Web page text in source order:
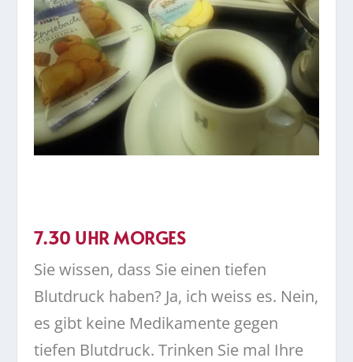
7.30 UHR MORGES
Sie wissen, dass Sie einen tiefen
Blutdruck haben? Ja, ich weiss es. Nein,
es gibt keine Medikamente gegen
tiefen Blutdruck. Trinken Sie mal Ihre